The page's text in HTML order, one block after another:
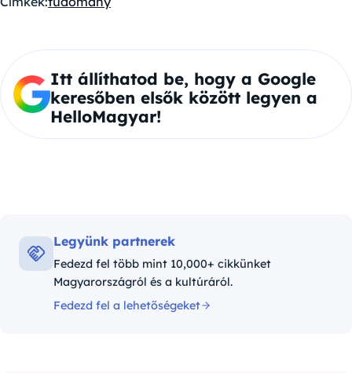
Itt állíthatod be, hogy a Google
keresőben elsők között legyen a
HelloMagyar!
Legyünk partnerek
Fedezd fel több mint 10,000+ cikkünket
Magyarországról és a kultúráról.
Fedezd fel a lehetőségeket